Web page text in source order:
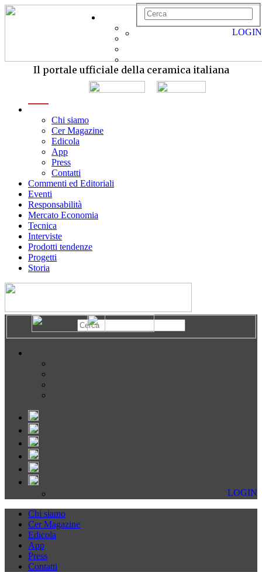
Il portale ufficiale della ceramica italiana
Chi siamo
Cer Magazine
Edicola
App
Press
Contatti
Commenti ed Editoriali
Eventi
Responsabilità
Mercato Economia
Tecnica
Interviste
Prodotti tendenze
Progetti
Storia
LOGIN
LOGIN
Chi siamo
Cer Magazine
Edicola
App
Press
Contatti